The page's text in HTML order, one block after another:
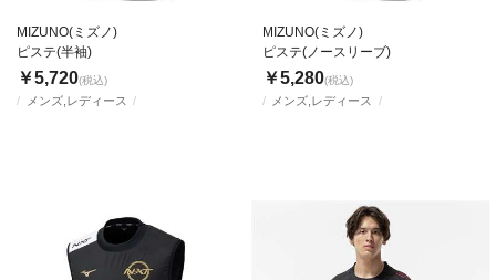
メンズ,レディース
MIZUNO(ミズノ)
ピステ(半袖)
￥5,720(税込)
メンズ,レディース
MIZUNO(ミズノ)
ピステ(ノースリーブ)
￥5,280(税込)